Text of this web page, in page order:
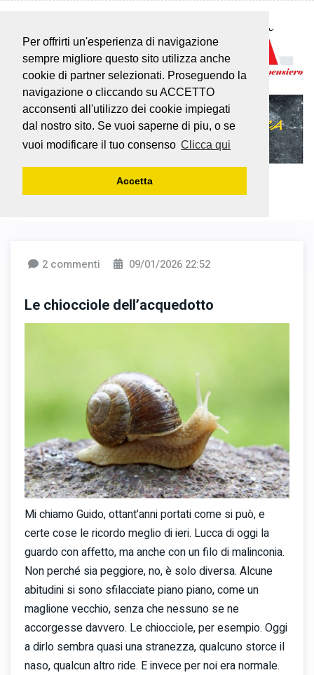
Per offrirti un'esperienza di navigazione
sempre migliore questo sito utilizza anche
cookie di partner selezionati. Proseguendo la
navigazione o cliccando su ACCETTO
acconsenti all'utilizzo dei cookie impiegati
dal nostro sito. Se vuoi saperne di piu, o se
vuoi modificare il tuo consenso Clicca qui
Accetta
2 commenti 09/01/2026 22:52
Le chiocciole dell’acquedotto
Mi chiamo Guido, ottant’anni portati come si può, e
certe cose le ricordo meglio di ieri. Lucca di oggi la
guardo con affetto, ma anche con un filo di malinconia.
Non perché sia peggiore, no, è solo diversa. Alcune
abitudini si sono sfilacciate piano piano, come un
maglione vecchio, senza che nessuno se ne
accorgesse davvero. Le chiocciole, per esempio. Oggi
a dirlo sembra quasi una stranezza, qualcuno storce il
naso, qualcun altro ride. E invece per noi era normale.